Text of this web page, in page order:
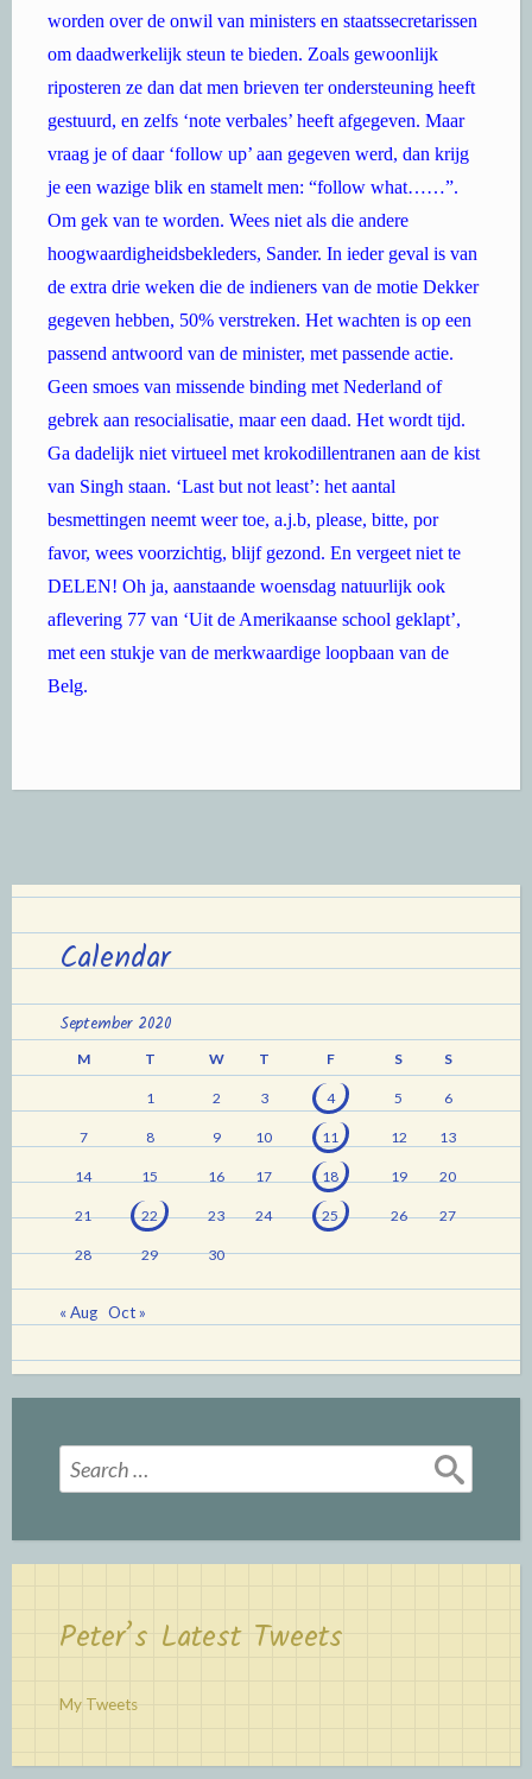
worden over de onwil van ministers en staatssecretarissen
om daadwerkelijk steun te bieden. Zoals gewoonlijk
riposteren ze dan dat men brieven ter ondersteuning heeft
gestuurd, en zelfs ‘note verbales’ heeft afgegeven. Maar
vraag je of daar ‘follow up’ aan gegeven werd, dan krijg
je een wazige blik en stamelt men: “follow what……”.
Om gek van te worden. Wees niet als die andere
hoogwaardigheidsbekleders, Sander. In ieder geval is van
de extra drie weken die de indieners van de motie Dekker
gegeven hebben, 50% verstreken. Het wachten is op een
passend antwoord van de minister, met passende actie.
Geen smoes van missende binding met Nederland of
gebrek aan resocialisatie, maar een daad. Het wordt tijd.
Ga dadelijk niet virtueel met krokodillentranen aan de kist
van Singh staan. ‘Last but not least’: het aantal
besmettingen neemt weer toe, a.j.b, please, bitte, por
favor, wees voorzichtig, blijf gezond. En vergeet niet te
DELEN! Oh ja, aanstaande woensdag natuurlijk ook
aflevering 77 van ‘Uit de Amerikaanse school geklapt’,
met een stukje van de merkwaardige loopbaan van de
Belg.
Calendar
September 2020
M T W T F S S
1 2 3 4 5 6
7 8 9 10 11 12 13
14 15 16 17 18 19 20
21 22 23 24 25 26 27
28 29 30
« Aug Oct »
Search
for:
Peter’s Latest Tweets
My Tweets